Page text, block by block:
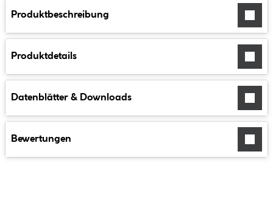
Produktbeschreibung
Produktdetails
Datenblätter & Downloads
Bewertungen